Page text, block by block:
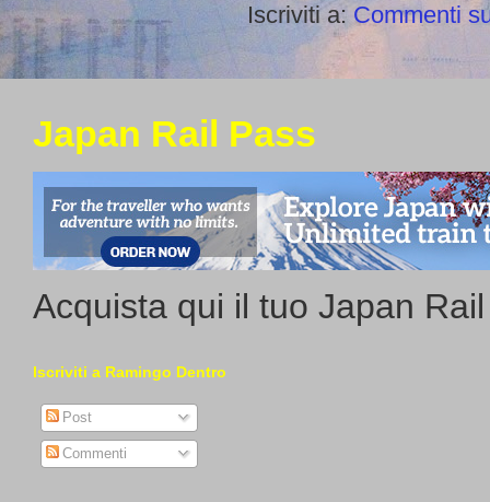
Iscriviti a: Commenti
Japan Rail Pass
Acquista qui il tuo Japan
Iscriviti a Ramingo Dentro
Post
Commenti